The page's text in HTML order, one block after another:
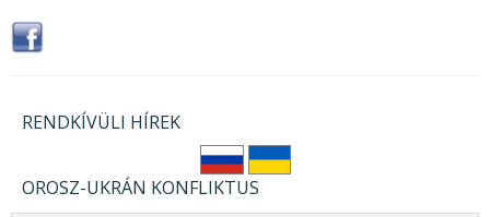
RENDKÍVÜLI HÍREK
OROSZ-UKRÁN KONFLIKTUS